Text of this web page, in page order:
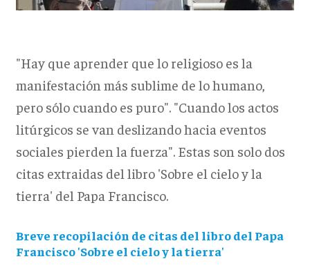
"Hay que aprender que lo religioso es la
manifestación más sublime de lo humano,
pero sólo cuando es puro". "Cuando los actos
litúrgicos se van deslizando hacia eventos
sociales pierden la fuerza". Estas son solo dos
citas extraidas del libro 'Sobre el cielo y la
tierra' del Papa Francisco.
Breve recopilación de citas del libro del Papa
Francisco 'Sobre el cielo y la tierra'